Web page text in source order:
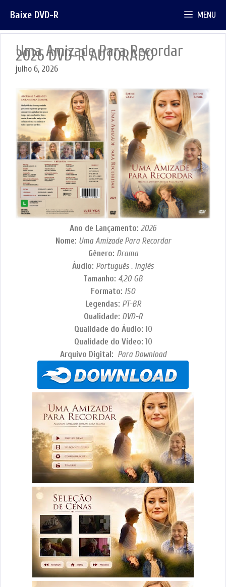
para
o
conteúdo
Baixe DVD-R MENU
Uma Amizade Para Recordar
2026 DVD-R AUTORADO
julho 6, 2026
Ano de Lançamento: 2026
Nome: Uma Amizade Para Recordar
Gênero: Drama
Áudio: Português . Inglês
Tamanho: 4,20 GB
Formato: ISO
Legendas: PT-BR
Qualidade: DVD-R
Qualidade do Áudio: 10
Qualidade do Vídeo: 10
Arquivo Digital: Para Download